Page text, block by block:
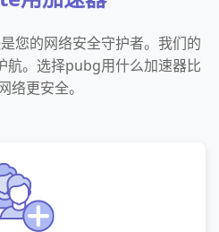
您的网络安全守护者。我们的
航。选择pubg用什么加速器比
络更安全。